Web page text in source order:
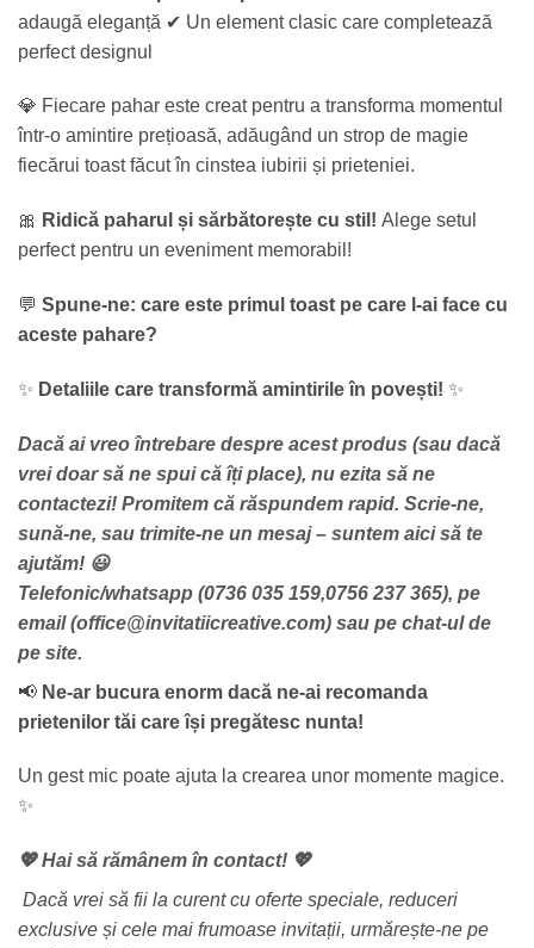
adaugă eleganță ✔ Un element clasic care completează
perfect designul
💎 Fiecare pahar este creat pentru a transforma momentul
într-o amintire prețioasă, adăugând un strop de magie
fiecărui toast făcut în cinstea iubirii și prieteniei.
🎀 Ridică paharul și sărbătorește cu stil! Alege setul
perfect pentru un eveniment memorabil!
💬 Spune-ne: care este primul toast pe care l-ai face cu
aceste pahare?
✨ Detaliile care transformă amintirile în povești! ✨
Dacă ai vreo întrebare despre acest produs (sau dacă
vrei doar să ne spui că îți place), nu ezita să ne
contactezi! Promitem că răspundem rapid. Scrie-ne,
sună-ne, sau trimite-ne un mesaj – suntem aici să te
ajutăm! 😃
Telefonic/whatsapp (0736 035 159,0756 237 365), pe
email (office@invitatiicreative.com) sau pe chat-ul de
pe site.
📢 Ne-ar bucura enorm dacă ne-ai recomanda
prietenilor tăi care își pregătesc nunta!
Un gest mic poate ajuta la crearea unor momente magice.
✨
💖 Hai să rămânem în contact! 💖
Dacă vrei să fii la curent cu oferte speciale, reduceri
exclusive și cele mai frumoase invitații, urmărește-ne pe